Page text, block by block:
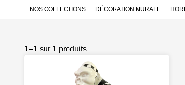
NOS COLLECTIONS DÉCORATION MURALE
1–1 sur 1 produits